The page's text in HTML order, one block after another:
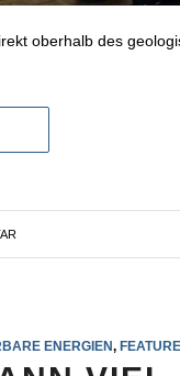
oberhalb des
ENERGIEN,